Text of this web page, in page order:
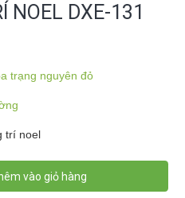
NOEL DXE-131
trạng nguyên đỏ
trí noel
vào giỏ hàng